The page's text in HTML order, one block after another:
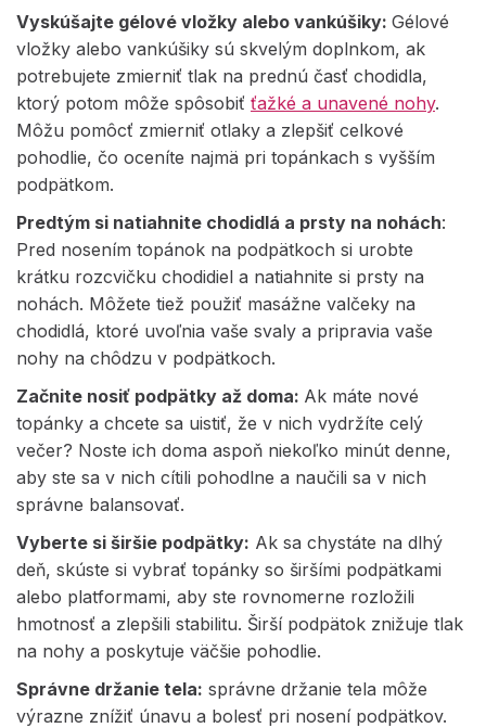
Vyskúšajte gélové vložky alebo vankúšiky: Gélové
vložky alebo vankúšiky sú skvelým doplnkom, ak
potrebujete zmierniť tlak na prednú časť chodidla,
ktorý potom môže spôsobiť ťažké a unavené nohy.
Môžu pomôcť zmierniť otlaky a zlepšiť celkové
pohodlie, čo oceníte najmä pri topánkach s vyšším
podpätkom.
Predtým si natiahnite chodidlá a prsty na nohách:
Pred nosením topánok na podpätkoch si urobte
krátku rozcvičku chodidiel a natiahnite si prsty na
nohách. Môžete tiež použiť masážne valčeky na
chodidlá, ktoré uvoľnia vaše svaly a pripravia vaše
nohy na chôdzu v podpätkoch.
Začnite nosiť podpätky až doma: Ak máte nové
topánky a chcete sa uistiť, že v nich vydržíte celý
večer? Noste ich doma aspoň niekoľko minút denne,
aby ste sa v nich cítili pohodlne a naučili sa v nich
správne balansovať.
Vyberte si širšie podpätky: Ak sa chystáte na dlhý
deň, skúste si vybrať topánky so širšími podpätkami
alebo platformami, aby ste rovnomerne rozložili
hmotnosť a zlepšili stabilitu. Širší podpätok znižuje tlak
na nohy a poskytuje väčšie pohodlie.
Správne držanie tela: správne držanie tela môže
výrazne znížiť únavu a bolesť pri nosení podpätkov.